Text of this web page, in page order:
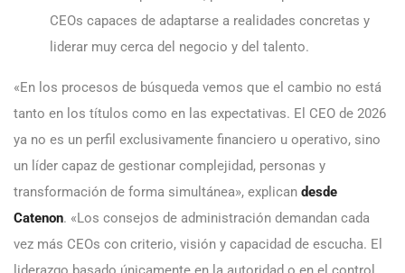
CEOs capaces de adaptarse a realidades concretas y
liderar muy cerca del negocio y del talento.
«En los procesos de búsqueda vemos que el cambio no está
tanto en los títulos como en las expectativas. El CEO de 2026
ya no es un perfil exclusivamente financiero u operativo, sino
un líder capaz de gestionar complejidad, personas y
transformación de forma simultánea», explican desde
Catenon. «Los consejos de administración demandan cada
vez más CEOs con criterio, visión y capacidad de escucha. El